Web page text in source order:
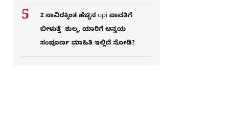
2 ಸಾವಿರಕ್ಕಿಂತ ಹೆಚ್ಚಿನ upi ಪಾವತಿಗೆ
ಬೀಳುತ್ತೆ ಶುಲ್ಕ, ಯಾರಿಗೆ ಅನ್ವಯ
ಸಂಪೂರ್ಣ ಮಾಹಿತಿ ಇಲ್ಲಿದೆ ನೋಡಿ?